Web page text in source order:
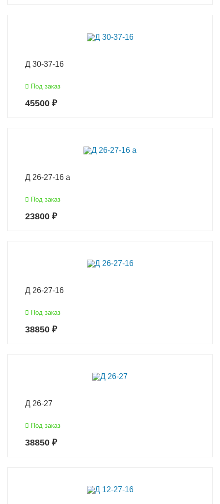
Д 30-37-16
Под заказ
45500 ₽
Д 26-27-16 а
Под заказ
23800 ₽
Д 26-27-16
Под заказ
38850 ₽
Д 26-27
Под заказ
38850 ₽